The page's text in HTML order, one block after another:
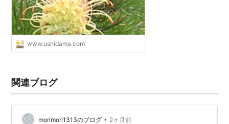
www.ushidama.com
関連ブログ
morimori1313のブログ • 2ヶ月前